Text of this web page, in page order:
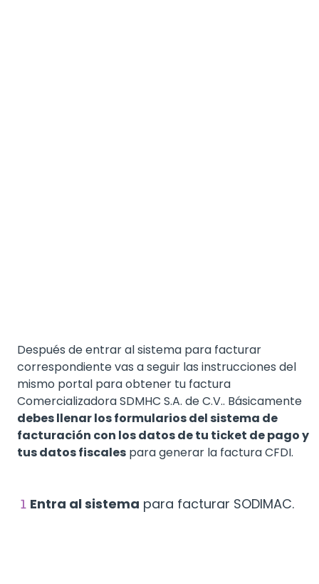
Después de entrar al sistema para facturar
correspondiente vas a seguir las instrucciones del
mismo portal para obtener tu factura
Comercializadora SDMHC S.A. de C.V.. Básicamente
debes llenar los formularios del sistema de
facturación con los datos de tu ticket de pago y
tus datos fiscales para generar la factura CFDI.
Entra al sistema para facturar SODIMAC.